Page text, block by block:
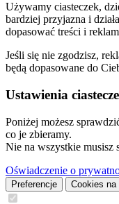
Używamy ciasteczek,
bardziej przyjazna i
dopasować treści i
Jeśli się nie zgodzisz,
będą dopasowane do
Ustawienia
Poniżej możesz
co je zbieramy.
Nie na wszystkie musisz
Oświadczenie o
Preferencje Cookies na